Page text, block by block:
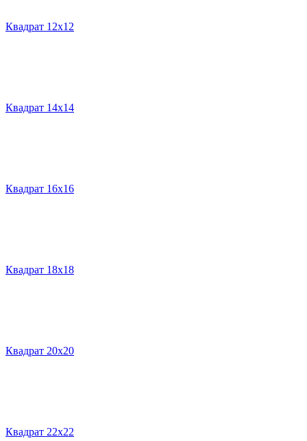
Квадрат 12х12
Квадрат 14х14
Квадрат 16х16
Квадрат 18х18
Квадрат 20х20
Квадрат 22х22